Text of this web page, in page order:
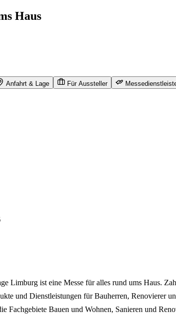
Haus
Anfahrt & Lage Für Aussteller
Limburg ist eine Messe für alles rund ums Haus.
und Dienstleistungen für Bauherren, Renovierer
Fachgebiete Bauen und Wohnen, Sanieren und